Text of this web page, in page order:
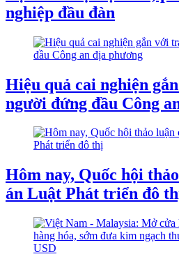
nghiệp đầu đàn
Hiệu quả cai nghiện
người đứng đầu Công
Hôm nay, Quốc hội
án Luật Phát triển đô